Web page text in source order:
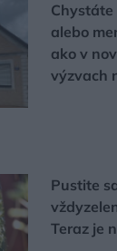
alebo
ako v
výzvach
Pustite
Teraz je